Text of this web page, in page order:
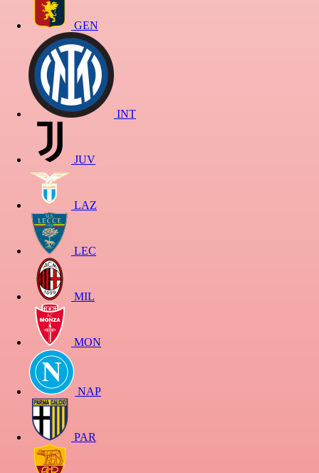
GEN
INT
JUV
LAZ
LEC
MIL
MON
NAP
PAR